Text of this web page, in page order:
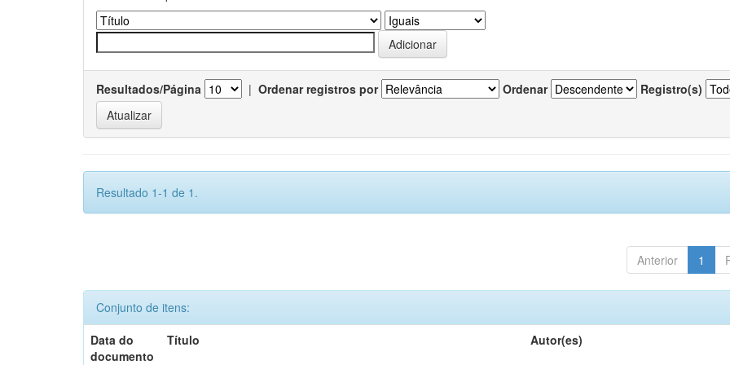
Resultados/Página | Ordenar registros por Ordenar Registro(s)
Resultado 1-1 de 1.
Anterior 1
Conjunto de itens:
Data do
documento
Título Autor(es)